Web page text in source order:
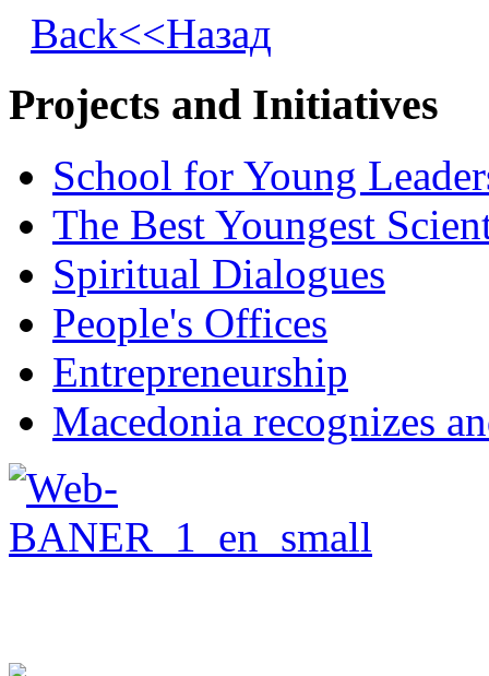
Back<<Назад
Projects and Initiatives
School for Young
The Best Youngest
Spiritual Dialogues
People's Offices
Entrepreneurship
Macedonia recognizes